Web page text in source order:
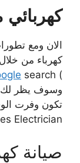
كهربائي
الان ومع
كهرباء من
)
وسوف يظر لك
تكون وفرت
Electrician.
صيانة